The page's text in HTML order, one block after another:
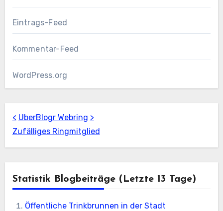
Eintrags-Feed
Kommentar-Feed
WordPress.org
< UberBlogr Webring >
Zufälliges Ringmitglied
Statistik Blogbeiträge (letzte 13 Tage)
Öffentliche Trinkbrunnen in der Stadt